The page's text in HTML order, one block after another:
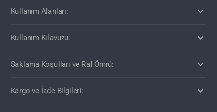
Kullanım Alanları:
Kullanım Kılavuzu:
Saklama Koşulları ve Raf Ömrü:
Kargo ve İade Bilgileri: